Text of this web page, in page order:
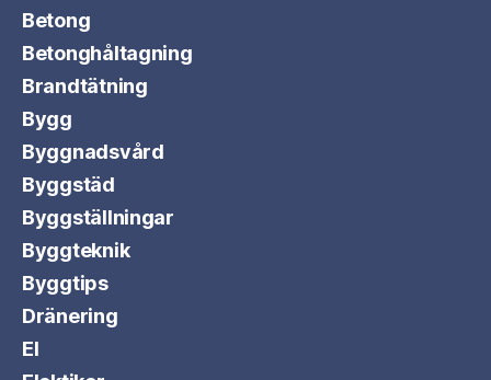
Betong
Betonghåltagning
Brandtätning
Bygg
Byggnadsvård
Byggstäd
Byggställningar
Byggteknik
Byggtips
Dränering
El